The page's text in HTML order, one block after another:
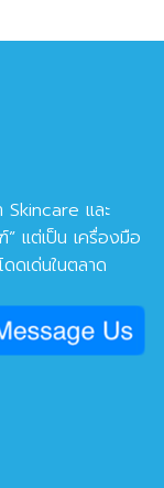
Skincare และ
แต่เป็น เครื่องมือ
ดเด่นในตลาด